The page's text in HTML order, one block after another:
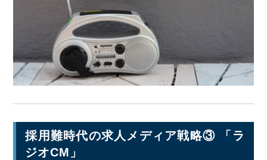
採用難時代の求人メディア戦略③ 「ラ
ジオCM」